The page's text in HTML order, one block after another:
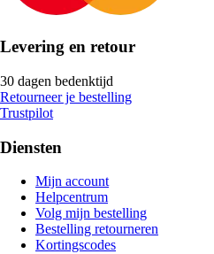
Levering en retour
30 dagen bedenktijd
Retourneer je bestelling
Trustpilot
Diensten
Mijn account
Helpcentrum
Volg mijn bestelling
Bestelling retourneren
Kortingscodes